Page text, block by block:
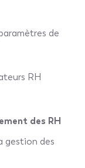
de
RH
des RH
gestion des